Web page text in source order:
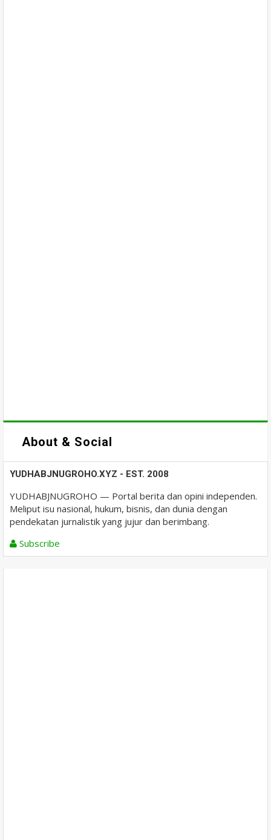
About & Social
YUDHABJNUGROHO.XYZ - EST. 2008
YUDHABJNUGROHO — Portal berita dan opini independen.
Meliput isu nasional, hukum, bisnis, dan dunia dengan
pendekatan jurnalistik yang jujur dan berimbang.
Subscribe